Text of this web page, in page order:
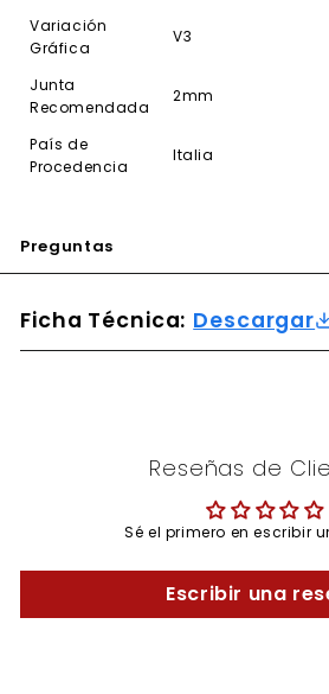
Variación
Gráfica
V3
Junta
Recomendada
2mm
País de
Procedencia
Italia
Preguntas
Ficha Técnica: Descargar
Reseñas de
Sé el primero en escribir
Escribir una